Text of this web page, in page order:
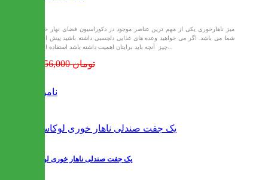
میز ناهارخوری یکی از مهم ترین عناصر موجود در دکوراسیون فضای نهار خوری
شما می باشد. اگر می خواهید وعده های غذایی دلچسبی داشته باشید پیش از هر
19,356,000 تومان
ناموجود
یک جفت صندلی ناهار خوری لوکاسر